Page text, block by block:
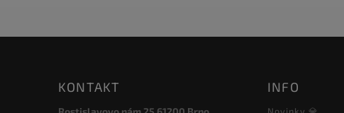
KONTAKT INFO